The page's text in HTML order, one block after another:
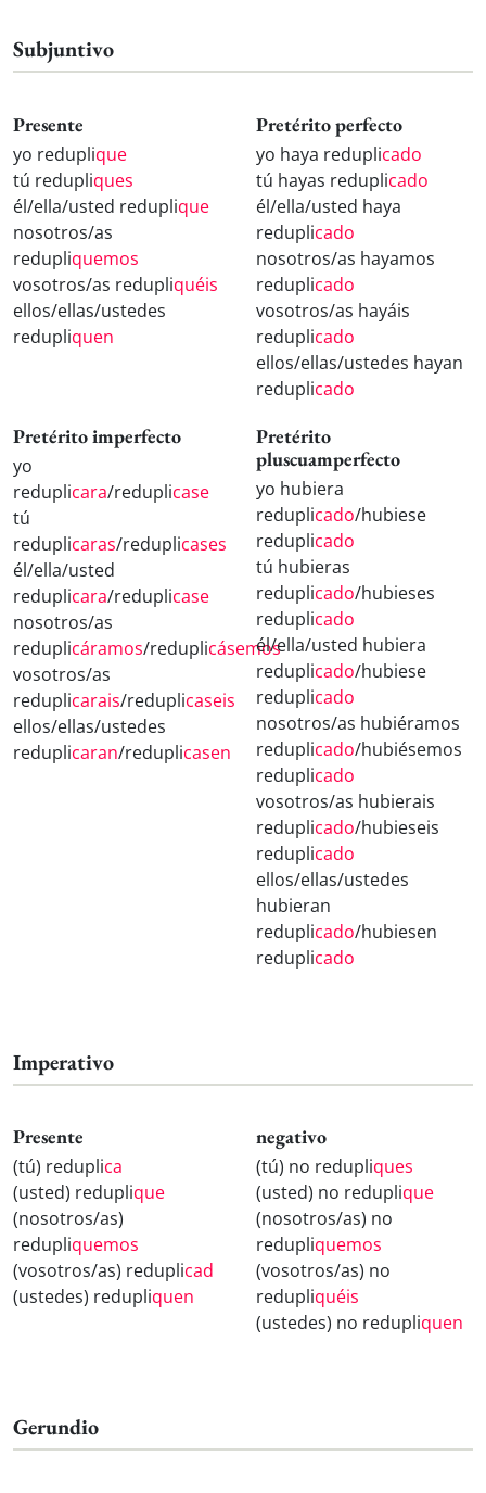
Subjuntivo
Presente
yo reduplique
tú redupliques
él/ella/usted reduplique
nosotros/as
redupliquemos
vosotros/as redupliquéis
ellos/ellas/ustedes
redupliquen
Pretérito perfecto
yo haya reduplicado
tú hayas reduplicado
él/ella/usted haya
reduplicado
nosotros/as hayamos
reduplicado
vosotros/as hayáis
reduplicado
ellos/ellas/ustedes hayan
reduplicado
Pretérito imperfecto
yo
reduplicara/reduplicase
tú
reduplicaras/reduplicases
él/ella/usted
reduplicara/reduplicase
nosotros/as
reduplicáramos/reduplicásemos
vosotros/as
reduplicarais/reduplicaseis
ellos/ellas/ustedes
reduplicaran/reduplicasen
Pretérito
pluscuamperfecto
yo hubiera
reduplicado/hubiese
reduplicado
tú hubieras
reduplicado/hubieses
reduplicado
él/ella/usted hubiera
reduplicado/hubiese
reduplicado
nosotros/as hubiéramos
reduplicado/hubiésemos
reduplicado
vosotros/as hubierais
reduplicado/hubieseis
reduplicado
ellos/ellas/ustedes
hubieran
reduplicado/hubiesen
reduplicado
Imperativo
Presente
(tú) reduplica
(usted) reduplique
(nosotros/as)
redupliquemos
(vosotros/as) reduplicad
(ustedes) redupliquen
negativo
(tú) no redupliques
(usted) no reduplique
(nosotros/as) no
redupliquemos
(vosotros/as) no
redupliquéis
(ustedes) no redupliquen
Gerundio